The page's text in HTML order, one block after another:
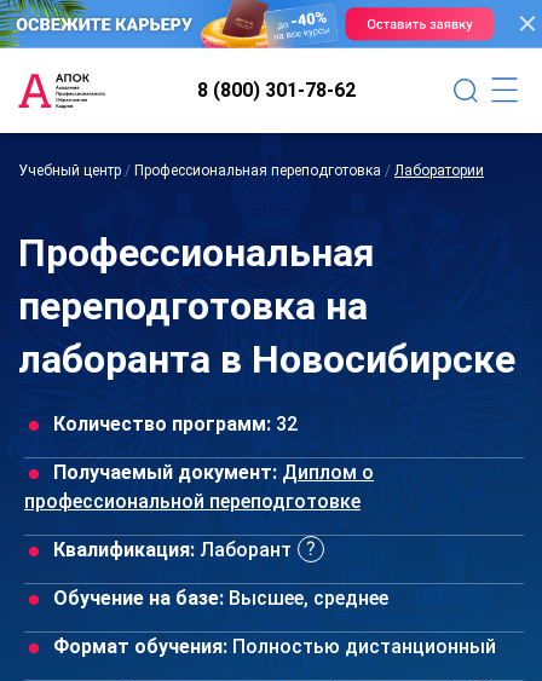
8 (800) 301-78-62
Учебный центр / Профессиональная переподготовка / Лаборатории
Профессиональная
переподготовка на
лаборанта в Новосибирске
Количество программ: 32
Получаемый документ: Диплом о
профессиональной переподготовке
Квалификация: Лаборант
Обучение на базе: Высшее, среднее
Формат обучения: Полностью дистанционный